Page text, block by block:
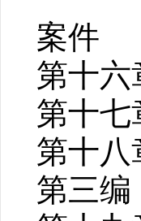
案件
第十
第十
第十
第三